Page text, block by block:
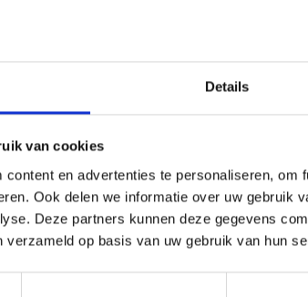
Details
van cookies
content en advertenties te personaliseren, om
Ook delen we informatie over uw gebruik
Deze partners kunnen deze gegevens
verzameld op basis van uw gebruik van hun
terra |
| 4050 x
Alucobond terra |
pyrite 385 | 3050 x